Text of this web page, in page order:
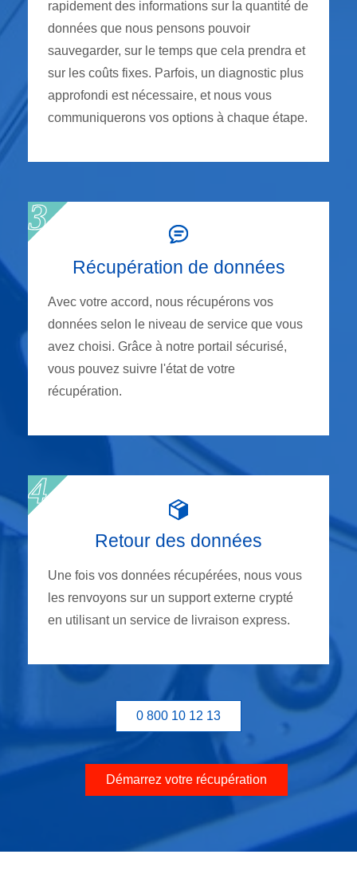
rapidement des informations sur la quantité de
données que nous pensons pouvoir
sauvegarder, sur le temps que cela prendra et
sur les coûts fixes. Parfois, un diagnostic plus
approfondi est nécessaire, et nous vous
communiquerons vos options à chaque étape.
Récupération de données
Avec votre accord, nous récupérons vos
données selon le niveau de service que vous
avez choisi. Grâce à notre portail sécurisé,
vous pouvez suivre l'état de votre
récupération.
Retour des données
Une fois vos données récupérées, nous vous
les renvoyons sur un support externe crypté
en utilisant un service de livraison express.
0 800 10 12 13
Démarrez votre récupération